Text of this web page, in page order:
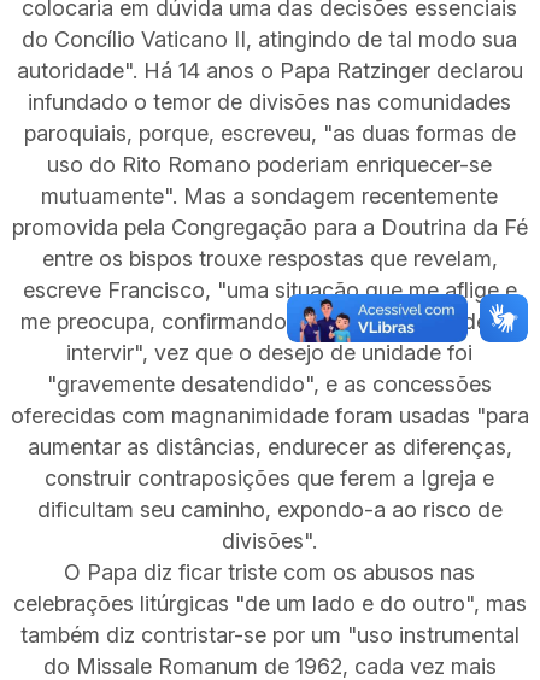
colocaria em dúvida uma das decisões essenciais
do Concílio Vaticano II, atingindo de tal modo sua
autoridade". Há 14 anos o Papa Ratzinger declarou
infundado o temor de divisões nas comunidades
paroquiais, porque, escreveu, "as duas formas de
uso do Rito Romano poderiam enriquecer-se
mutuamente". Mas a sondagem recentemente
promovida pela Congregação para a Doutrina da Fé
entre os bispos trouxe respostas que revelam,
escreve Francisco, "uma situação que me aflige e
me preocupa, confirmando-me na necessidade de
intervir", vez que o desejo de unidade foi
"gravemente desatendido", e as concessões
oferecidas com magnanimidade foram usadas "para
aumentar as distâncias, endurecer as diferenças,
construir contraposições que ferem a Igreja e
dificultam seu caminho, expondo-a ao risco de
divisões".
O Papa diz ficar triste com os abusos nas
celebrações litúrgicas "de um lado e do outro", mas
também diz contristar-se por um "uso instrumental
do Missale Romanum de 1962, cada vez mais